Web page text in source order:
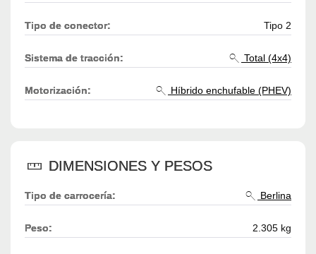
Tipo de conector: Tipo 2
Sistema de tracción: Total (4x4)
Motorización: Híbrido enchufable (PHEV)
DIMENSIONES Y PESOS
Tipo de carrocería: Berlina
Peso: 2.305 kg